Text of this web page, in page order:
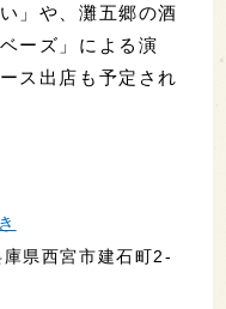
」や、灘五郷の酒
ーズ」による演
ス出店も予定され
県西宮市建石町2-